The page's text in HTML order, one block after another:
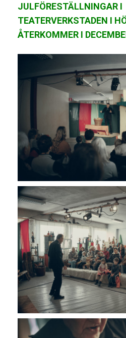
JULFÖRESTÄLLNINGAR I
TEATERVERKSTADEN I
ÅTERKOMMER I